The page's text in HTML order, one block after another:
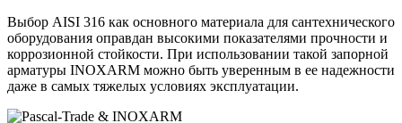
Выбор AISI 316 как основного материала для сантехнического
оборудования оправдан высокими показателями прочности и
коррозионной стойкости. При использовании такой запорной
арматуры INOXARM можно быть уверенным в ее надежности
даже в самых тяжелых условиях эксплуатации.